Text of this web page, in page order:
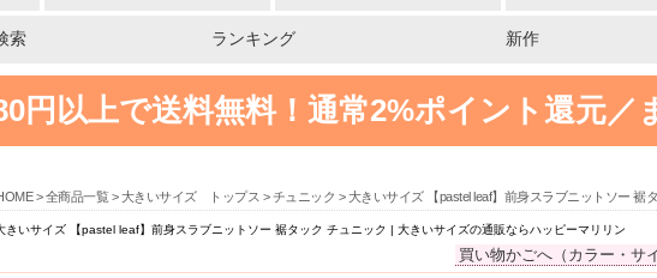
索 ランキング 新作
円以上で送料無料！ 通常2%ポイント還元／
全商品一覧 大きいサイズ トップス チュニック 大きいサイズ 【pastel leaf】前身スラブニットソー
きいサイズ 【pastel leaf】前身スラブニットソー 裾タック チュニック | 大きいサイズの通販ならハッピーマリリン
買い物かごへ（カラー・サ